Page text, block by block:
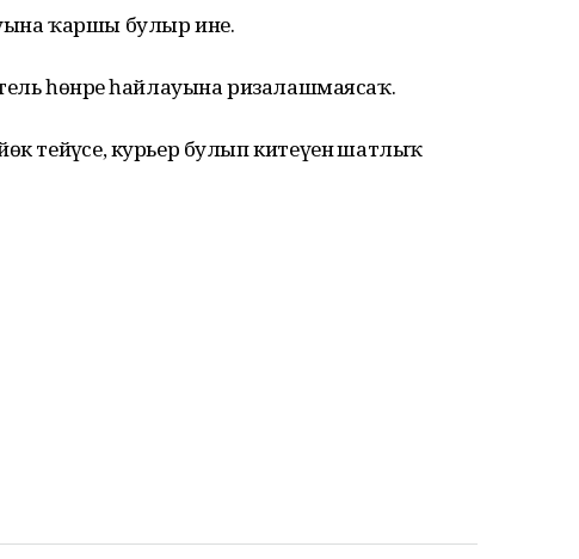
ҡаршы булыр ине.
һөнәре һайлауына ризалашмаясаҡ.
тейәүсе, курьер булып китеүенә шатлыҡ